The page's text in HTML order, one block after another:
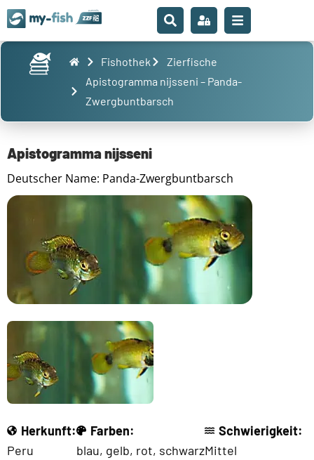
Fishothek
Zierfische
Apistogramma nijsseni – Panda-
Zwergbuntbarsch
Apistogramma nijsseni
Deutscher Name: Panda-Zwergbuntbarsch
Herkunft:
Peru
Farben:
blau, gelb, rot, schwarz
Schwierigkeit:
Mittel